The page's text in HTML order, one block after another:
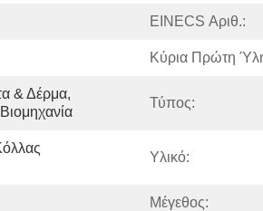
EINECS Αριθ.:
Κύρια Πρώτη
& Δέρμα,
Τύπος:
Υλικό:
Μέγεθος: